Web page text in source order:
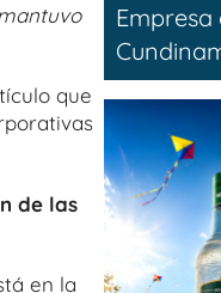
que
de las
en la
Empresa